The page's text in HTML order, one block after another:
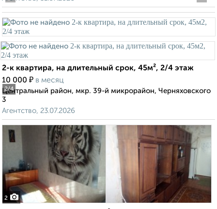
2/4
2-к квартира, на длительный срок, 45м², 2/4 этаж
10 000 ₽ в месяц
Центральный район, мкр. 39-й микрорайон, Черняховского
3
Агентство, 23.07.2026
2